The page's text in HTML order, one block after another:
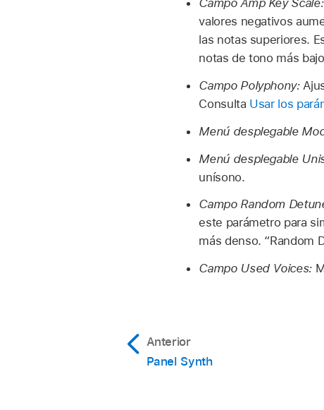
Campo Amp Key Scale:
valores negativos
las notas superiores.
notas de tono más
Campo Polyphony:
Consulta Usar los
Menú desplegable
Menú desplegable
unísono.
Campo Random
este parámetro para
más denso. “Random
Campo Used Voices:
Anterior
Panel Synth